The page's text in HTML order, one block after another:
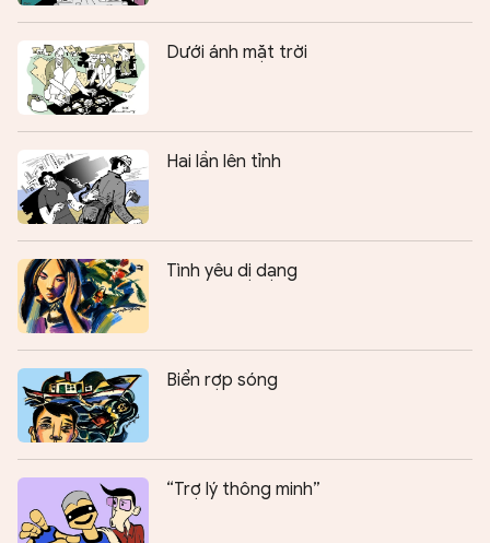
Dưới ánh mặt trời
Hai lần lên tỉnh
Tình yêu dị dạng
Biển rợp sóng
“Trợ lý thông minh”